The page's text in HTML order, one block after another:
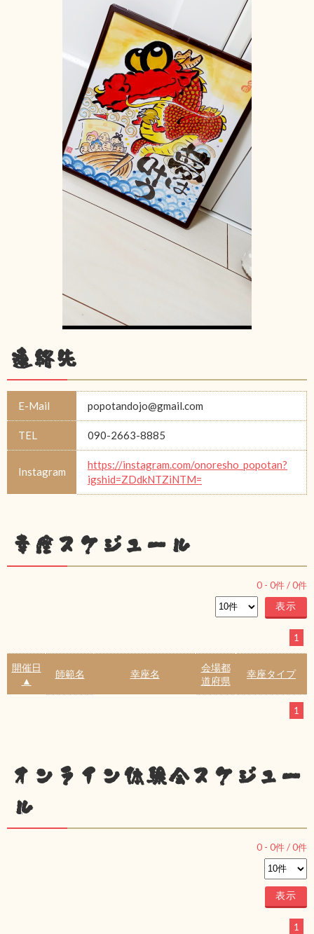
連絡先
E-Mail popotandojo@gmail.com
TEL 090-2663-8885
Instagram
https://instagram.com/onoresho_popotan?
igshid=ZDdkNTZiNTM=
幸座スケジュール
0 - 0件 /0件
1
開催日
▲
師範名 幸座名
会場都
道府県
幸座タイプ
1
オンライン体験会スケジュー
ル
0 - 0件 /0件
1